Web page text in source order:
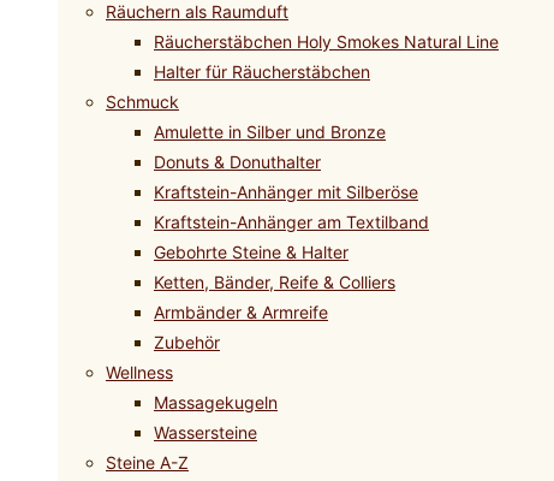
Räuchern als Raumduft
Räucherstäbchen Holy Smokes Natural Line
Halter für Räucherstäbchen
Schmuck
Amulette in Silber und Bronze
Donuts & Donuthalter
Kraftstein-Anhänger mit Silberöse
Kraftstein-Anhänger am Textilband
Gebohrte Steine & Halter
Ketten, Bänder, Reife & Colliers
Armbänder & Armreife
Zubehör
Wellness
Massagekugeln
Wassersteine
Steine A-Z